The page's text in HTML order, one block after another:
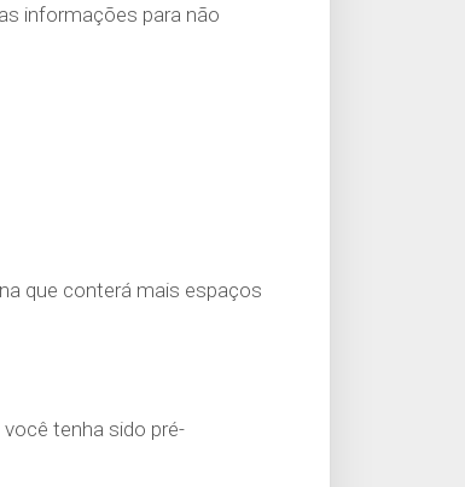
informações para não
que conterá mais espaços
tenha sido pré-